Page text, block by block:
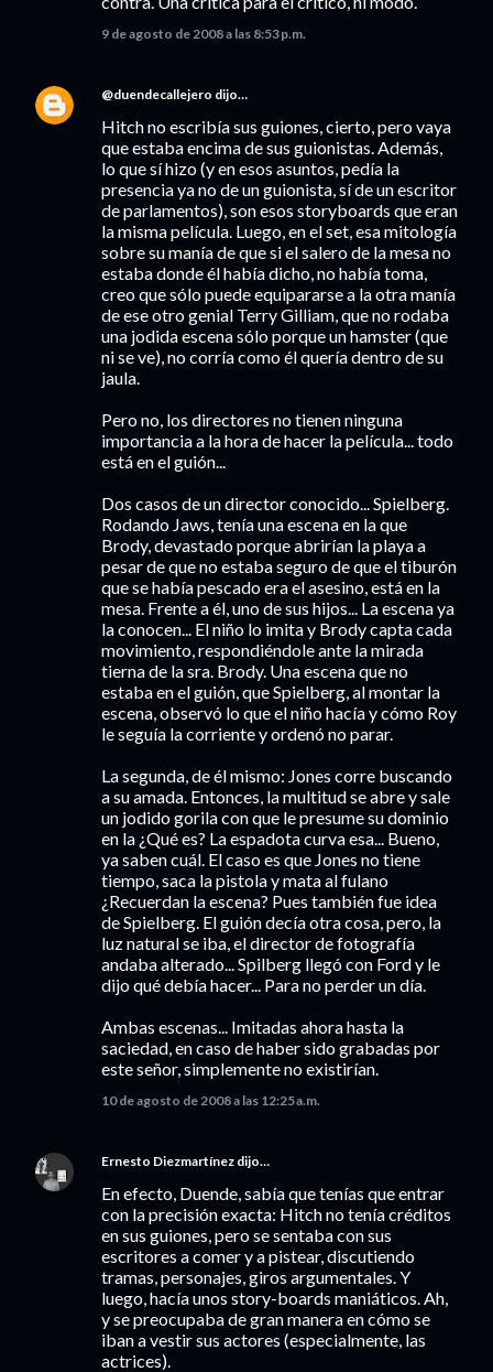
9 de agosto de 2008 a las 8:53 p.m.
@duendecallejero dijo…
Hitch no escribía sus guiones, cierto, pero vaya
que estaba encima de sus guionistas. Además,
lo que sí hizo (y en esos asuntos, pedía la
presencia ya no de un guionista, sí de un escritor
de parlamentos), son esos storyboards que eran
la misma película. Luego, en el set, esa mitología
sobre su manía de que si el salero de la mesa no
estaba donde él había dicho, no había toma,
creo que sólo puede equipararse a la otra manía
de ese otro genial Terry Gilliam, que no rodaba
una jodida escena sólo porque un hamster (que
ni se ve), no corría como él quería dentro de su
jaula.
Pero no, los directores no tienen ninguna
importancia a la hora de hacer la película... todo
está en el guión...
Dos casos de un director conocido... Spielberg.
Rodando Jaws, tenía una escena en la que
Brody, devastado porque abrirían la playa a
pesar de que no estaba seguro de que el tiburón
que se había pescado era el asesino, está en la
mesa. Frente a él, uno de sus hijos... La escena ya
la conocen... El niño lo imita y Brody capta cada
movimiento, respondiéndole ante la mirada
tierna de la sra. Brody. Una escena que no
estaba en el guión, que Spielberg, al montar la
escena, observó lo que el niño hacía y cómo Roy
le seguía la corriente y ordenó no parar.
La segunda, de él mismo: Jones corre buscando
a su amada. Entonces, la multitud se abre y sale
un jodido gorila con que le presume su dominio
en la ¿Qué es? La espadota curva esa... Bueno,
ya saben cuál. El caso es que Jones no tiene
tiempo, saca la pistola y mata al fulano
¿Recuerdan la escena? Pues también fue idea
de Spielberg. El guión decía otra cosa, pero, la
luz natural se iba, el director de fotografía
andaba alterado... Spilberg llegó con Ford y le
dijo qué debía hacer... Para no perder un día.
Ambas escenas... Imitadas ahora hasta la
saciedad, en caso de haber sido grabadas por
este señor, simplemente no existirían.
10 de agosto de 2008 a las 12:25 a.m.
Ernesto Diezmartínez dijo…
En efecto, Duende, sabía que tenías que entrar
con la precisión exacta: Hitch no tenía créditos
en sus guiones, pero se sentaba con sus
escritores a comer y a pistear, discutiendo
tramas, personajes, giros argumentales. Y
luego, hacía unos story-boards maniáticos. Ah,
y se preocupaba de gran manera en cómo se
iban a vestir sus actores (especialmente, las
actrices).